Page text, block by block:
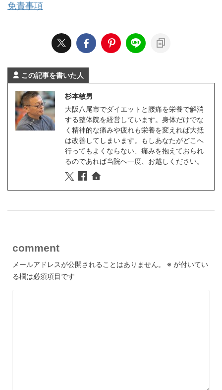
免責事項
この記事を書いた人
杉本敏男
大阪八尾市でダイエットと腰痛を栄養で解消
する整体院を経営しています。身体だけでな
く精神的な痛みや疲れも栄養を変えれば大抵
は改善してしまいます。もしあなたがどこへ
行ってもよくならない、痛みを抱えておられ
るのであれば当院へ一度、お越しください。
comment
メールアドレスが公開されることはありません。 ※ が付いてい
る欄は必須項目です